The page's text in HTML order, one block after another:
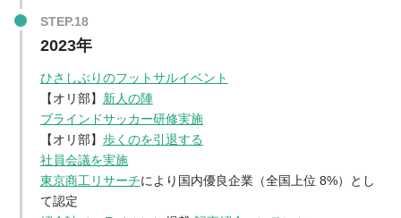
2023年
ひさしぶりのフットサルイベント
【オリ部】 新人の陣
ブラインドサッカー研修実施
【オリ部】 歩くのを引退する
社員会議を実施
東京商工リサーチにより国内優良企業（全国上位 8%）とし
て認定